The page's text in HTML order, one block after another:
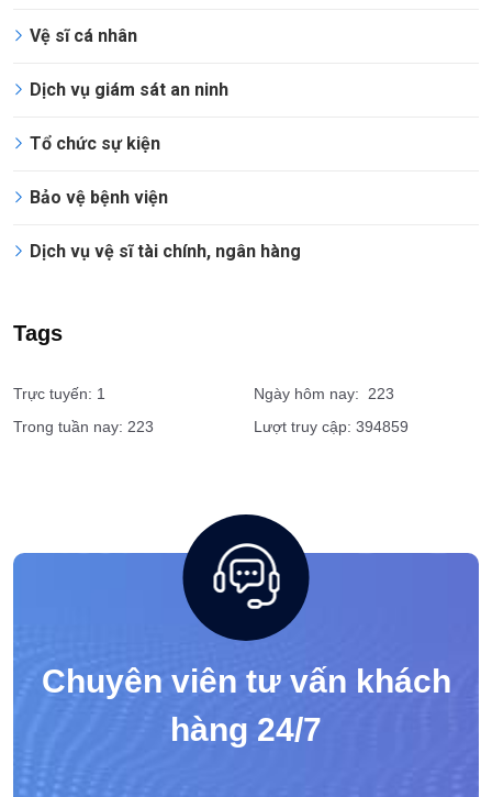
Dịch vụ
Vệ sĩ doanh nghiệp
Vệ sĩ cá nhân
Dịch vụ giám sát an ninh
Trực tuyến: 1
Ngày hôm nay: 223
Lượt truy cập: 394859